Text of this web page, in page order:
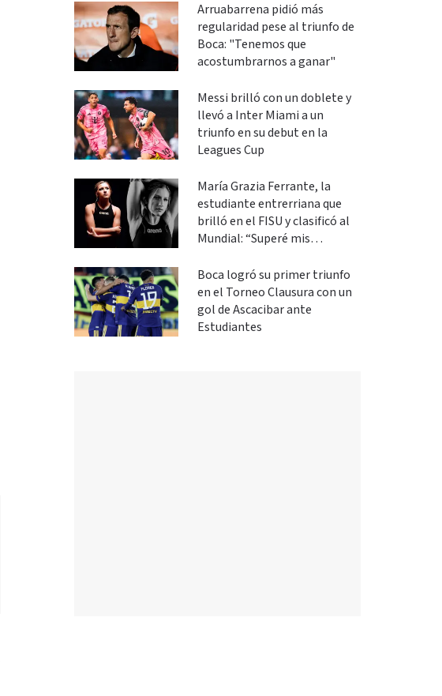
Arruabarrena pidió más
regularidad pese al triunfo de
Boca: "Tenemos que
acostumbrarnos a ganar"
Messi brilló con un doblete y
llevó a Inter Miami a un
triunfo en su debut en la
Leagues Cup
María Grazia Ferrante, la
estudiante entrerriana que
brilló en el FISU y clasificó al
Mundial: “Superé mis
Boca logró su primer triunfo
en el Torneo Clausura con un
gol de Ascacibar ante
Estudiantes